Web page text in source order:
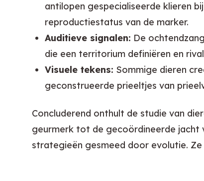
antilopen gespecialiseerde klieren
reproductiestatus van de marker.
Auditieve signalen: De
die een territorium definiëren en
Visuele tekens: Sommige dieren
geconstrueerde prieeltjes van
Concluderend onthult de studie van
geurmerk tot de gecoördineerde jacht
strategieën gesmeed door evolutie.